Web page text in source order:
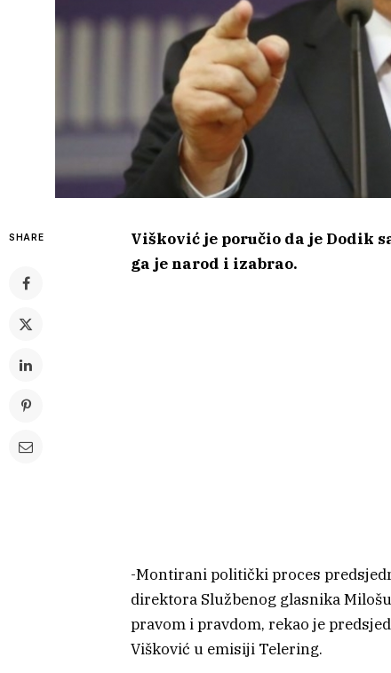
SHARE
Višković je poručio da je Dodik
ga je narod i izabrao.
-Montirani politički proces
direktora Službenog glasnika
pravom i pravdom, rekao je
Višković u emisiji Telering.